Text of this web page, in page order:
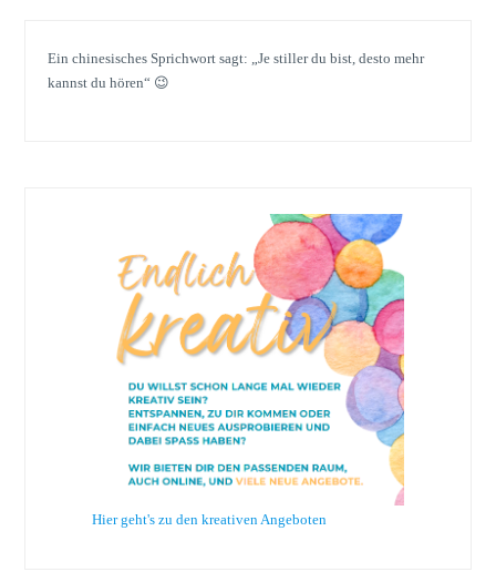
Ein chinesisches Sprichwort sagt: „Je stiller du bist, desto mehr
kannst du hören“ 😉
Hier geht's zu den kreativen Angeboten